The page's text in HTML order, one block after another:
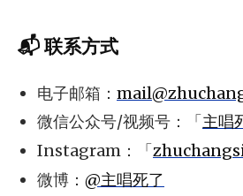
📬 联系方式
电子邮箱：
微信公众号/视频号：「主唱
Instagram：「
微博： @主唱死了